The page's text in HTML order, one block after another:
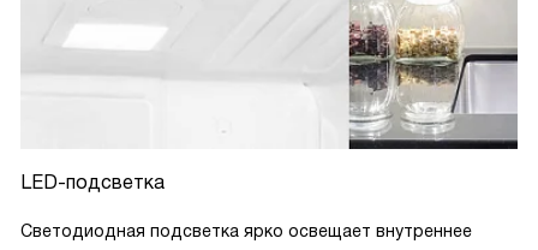
LED-подсветка
Светодиодная подсветка ярко освещает внутреннее